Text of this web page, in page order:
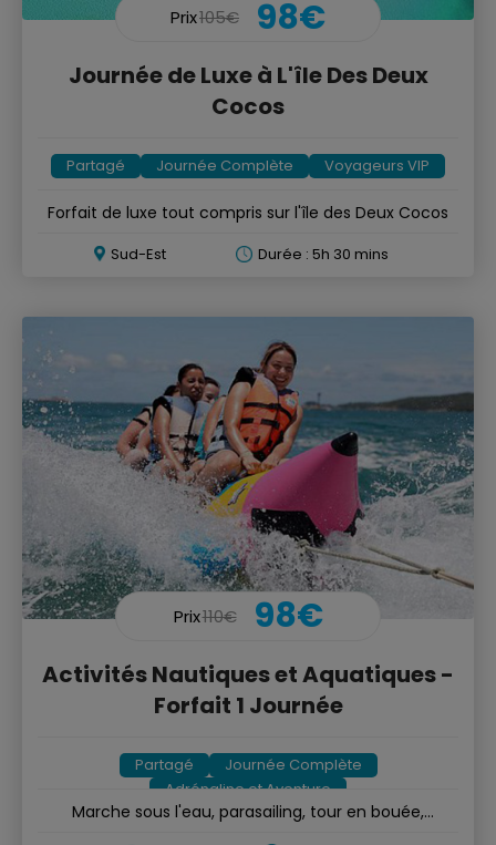
Prix105€ 98€
Journée de Luxe à L'île Des Deux
Cocos
Partagé Journée Complète Voyageurs VIP
Forfait de luxe tout compris sur l'île des Deux Cocos
Sud-Est Durée : 5h 30 mins
Prix110€ 98€
Activités Nautiques et Aquatiques -
Forfait 1 Journée
Partagé
Journée Complète
Adrénaline et Aventure
Marche sous l'eau, parasailing, tour en bouée,